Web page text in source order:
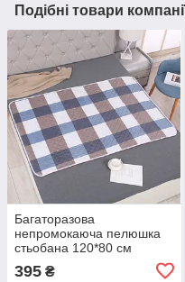
Подібні товари
Багаторазова
непромокаюча пелюшка
стьобана 120*80 см
395 ₴